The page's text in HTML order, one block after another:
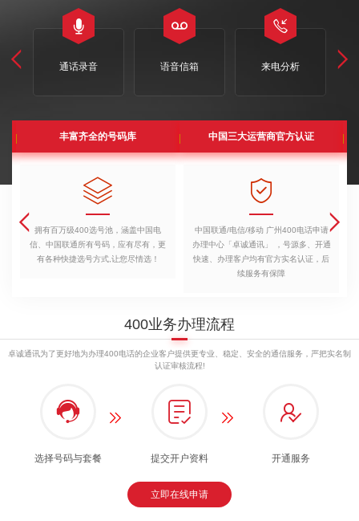

通话录音

语音信箱

来电分析
 
丰富齐全的号码库

拥有百万级400选号池，涵盖中国电
信、中国联通所有号码，应有尽有，更
有各种快捷选号方式,让您尽情选！
中国三大运营商官方认证

中国联通/电信/移动 广州400电话申请
办理中心「卓诚通讯」 ，号源多、开通
快速、办理客户均有官方实名认证，后
续服务有保障
 
400业务办理流程
卓诚通讯为了更好地为办理400电话的企业客户提供更专业、稳定、安全的通信服务，严把实名制
认证审核流程!

选择号码与套餐
 
提交开户资料
 
开通服务
立即在线申请